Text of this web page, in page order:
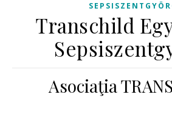
Transchild
Asociaţia